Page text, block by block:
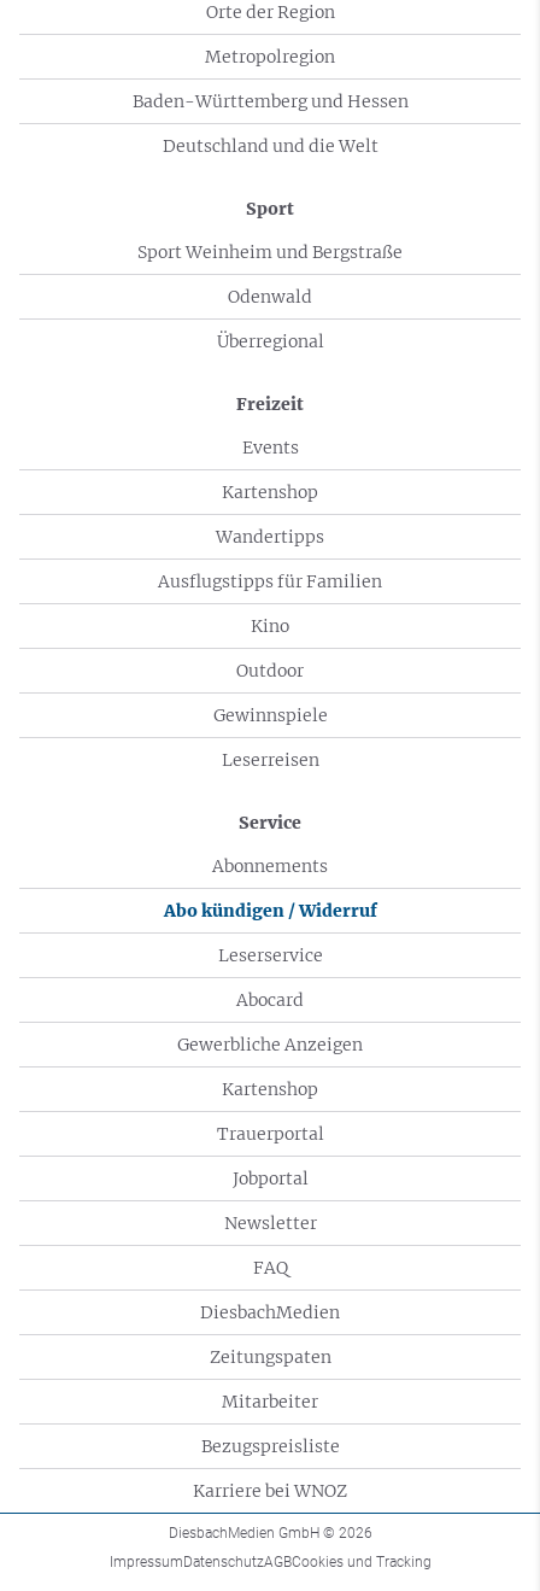
Orte der Region
Metropolregion
Baden-Württemberg und Hessen
Deutschland und die Welt
Sport
Sport Weinheim und Bergstraße
Odenwald
Überregional
Freizeit
Events
Kartenshop
Wandertipps
Ausflugstipps für Familien
Kino
Outdoor
Gewinnspiele
Leserreisen
Service
Abonnements
Abo kündigen / Widerruf
Leserservice
Abocard
Gewerbliche Anzeigen
Kartenshop
Trauerportal
Jobportal
Newsletter
FAQ
DiesbachMedien
Zeitungspaten
Mitarbeiter
Bezugspreisliste
Karriere bei WNOZ
DiesbachMedien GmbH © 2026
ImpressumDatenschutzAGBCookies und Tracking